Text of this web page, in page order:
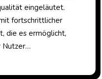
eingeläutet.
fortschrittlicher
die es ermöglicht,
Nutzer…